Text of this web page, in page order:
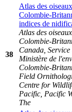
38
Atlas des
Colombie-
indices de
Atlas des
Colombie-
Canada,
Ministère de
Colombie-
Field
Centre for
Pacific, Pacific
The